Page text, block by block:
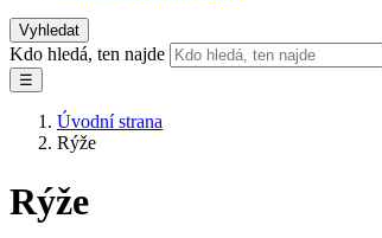
Vyhledat
Kdo hledá, ten najde
☰
Úvodní strana
Rýže
Rýže